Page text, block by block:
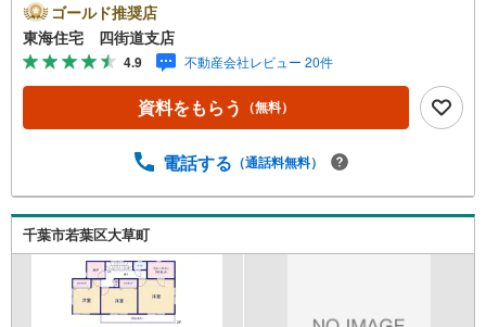
30この時間帯はお電話でのお問い合わせのほうがスムーズ
にご対応できます！お気軽にご連絡ください！《東海住宅
四街道支店の特徴》●地域密着！どうぞ安心してお任せくだ
さい！お客様の夢やご希望をおきかせください。豊富な地
元情報と経験豊かな専門スタッフが、責任をもって全力で
お客様の「住まい」探しのお手伝いをいたします。
ゴールド推奨店
東海住宅 四街道支店
4.9 不動産会社レビュー 20件
資料をもらう （無料）
電話する （通話料無料）
千葉市若葉区大草町